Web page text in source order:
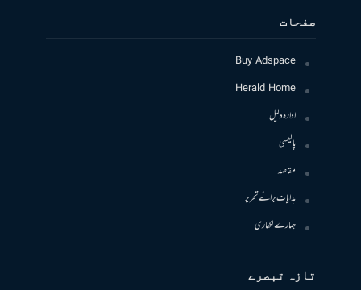
صفحات
Buy Adspace
Herald Home
ادارہ دلیل
پالیسی
مقاصد
ہدایات برائے تحریر
ہمارے لکھاری
تازہ تبصرے